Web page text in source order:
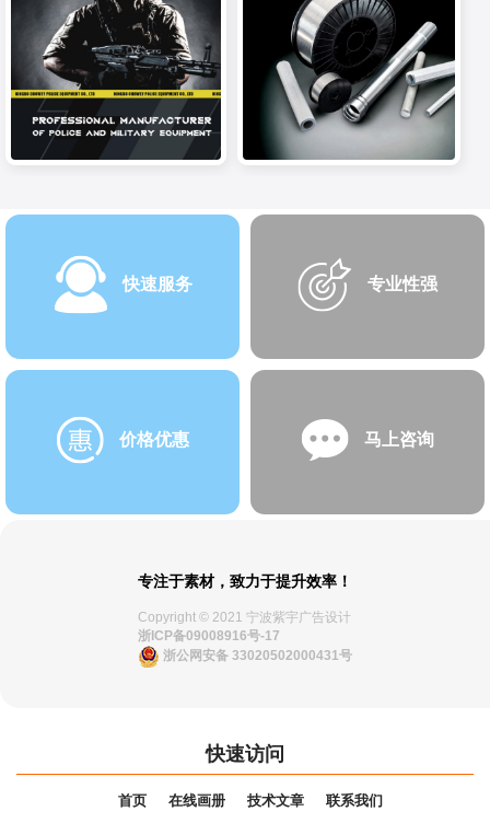
快速服务 专业性强
价格优惠 马上咨询
专注于素材，致力于提升效率！
Copyright © 2021 宁波紫宇广告设计
浙ICP备09008916号-17
浙公网安备 33020502000431号
快速访问
首页 在线画册 技术文章 联系我们